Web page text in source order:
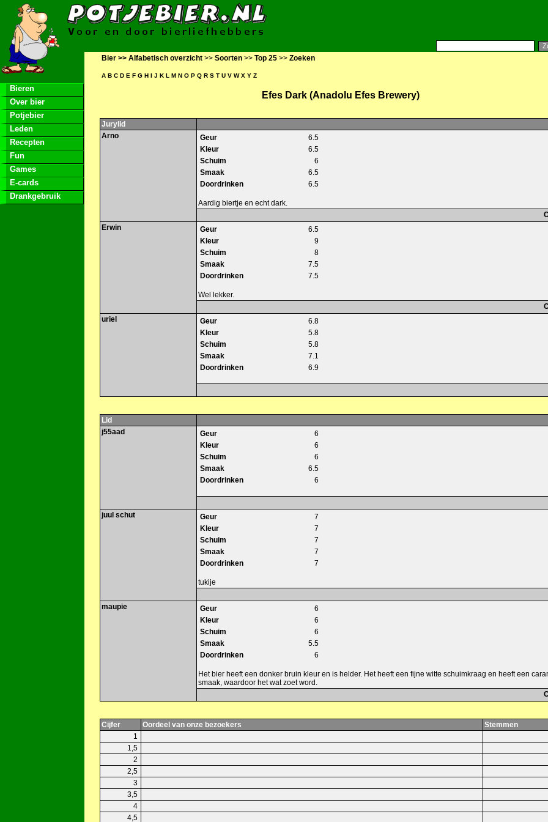
Bieren
Over bier
Potjebier
Leden
Recepten
Fun
Games
E-cards
Drankgebruik
Bier >> Alfabetisch overzicht >> Soorten >> Top 25 >> Zoeken
A B C D E F G H I J K L M N O P Q R S T U V W X Y Z
Efes Dark (Anadolu Efes Brewery)
Jurylid
Arno
Geur
6.5
Kleur
6.5
Schuim
6
Smaak
6.5
Doordrinken
6.5
Aardig biertje en echt dark.
Erwin
Geur
6.5
Kleur
9
Schuim
8
Smaak
7.5
Doordrinken
7.5
Wel lekker.
uriel
Geur
6.8
Kleur
5.8
Schuim
5.8
Smaak
7.1
Doordrinken
6.9
Lid
j55aad
Geur
6
Kleur
6
Schuim
6
Smaak
6.5
Doordrinken
6
juul schut
Geur
7
Kleur
7
Schuim
7
Smaak
7
Doordrinken
7
tukije
maupie
Geur
6
Kleur
6
Schuim
6
Smaak
5.5
Doordrinken
6
Het bier heeft een donker bruin kleur en is helder. Het heeft een fijne witte schuimkraag en heeft een
smaak, waardoor het wat zoet word.
Cijfer Oordeel van onze bezoekers
Stemmen
1
1,5
2
2,5
3
3,5
4
4,5